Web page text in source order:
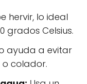
hervir, lo ideal
grados Celsius.
ayuda a evitar
o colador.